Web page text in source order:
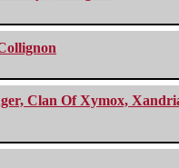
Clan Of Xymox,